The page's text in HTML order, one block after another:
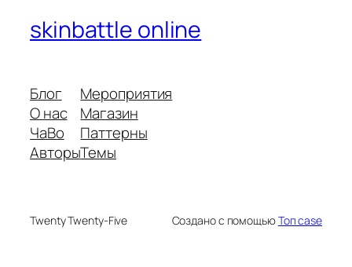
skinbattle online
Блог
О нас
ЧаВо
Авторы
Мероприятия
Магазин
Паттерны
Темы
Twenty Twenty-Five Создано с помощьюТоп case